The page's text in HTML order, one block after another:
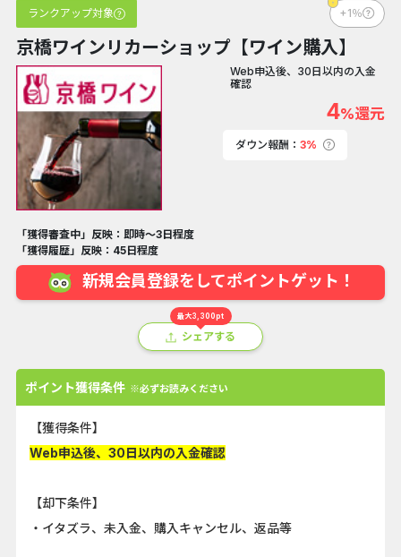
ランクアップ対象 +1％
京橋ワインリカーショップ【ワイン購入】
Web申込後、30日以内の入金
確認
4%還元
ダウン報酬： 3%
「獲得審査中」反映：即時～3日程度
「獲得履歴」反映：45日程度
新規会員登録をしてポイントゲット！
最大3,300pt
シェアする
ポイント獲得条件 ※必ずお読みください
【獲得条件】
Web申込後、30日以内の入金確認
【却下条件】
・イタズラ、未入金、購入キャンセル、返品等